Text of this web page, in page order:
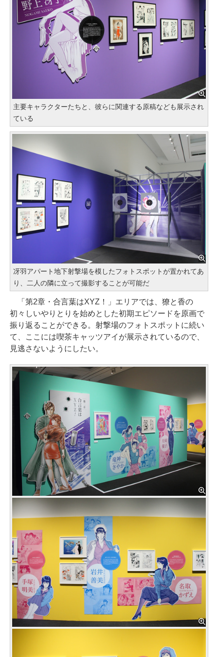
主要キャラクターたちと、彼らに関連する原稿なども展示され
ている
冴羽アパート地下射撃場を模したフォトスポットが置かれてあ
り、二人の隣に立って撮影することが可能だ
「第2章・合言葉はXYZ！」エリアでは、獠と香の
初々しいやりとりを始めとした初期エピソードを原画で
振り返ることができる。射撃場のフォトスポットに続い
て、ここには喫茶キャッツアイが展示されているので、
見逃さないようにしたい。